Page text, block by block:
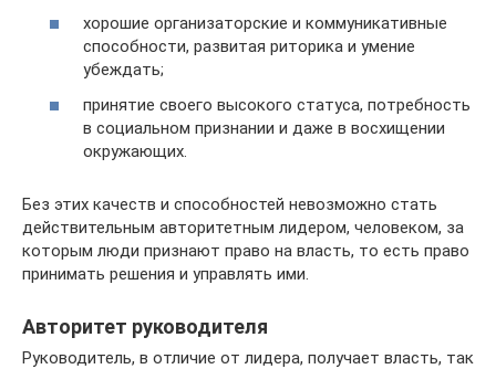
хорошие организаторские и коммуникативные
способности, развитая риторика и умение
убеждать;
принятие своего высокого статуса, потребность
в социальном признании и даже в восхищении
окружающих.
Без этих качеств и способностей невозможно стать
действительным авторитетным лидером, человеком, за
которым люди признают право на власть, то есть право
принимать решения и управлять ими.
Авторитет руководителя
Руководитель, в отличие от лидера, получает власть, так